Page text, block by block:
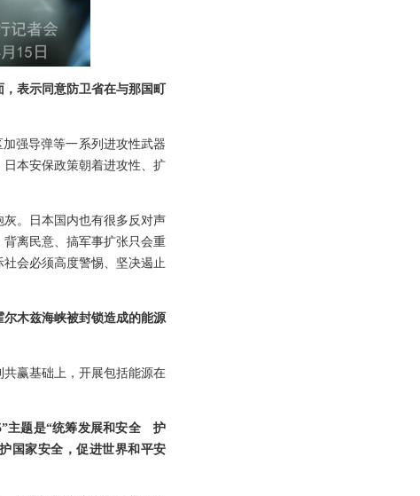
，表示同意防卫省在与那国町
强导弹等一系列进攻性武器
本安保政策朝着进攻性、扩
。日本国内也有很多反对声
离民意、搞军事扩张只会重
会必须高度警惕、坚决遏止
木兹海峡被封锁造成的能源
赢基础上，开展包括能源在
主题是“统筹发展和安全 护
国家安全，促进世界和平安